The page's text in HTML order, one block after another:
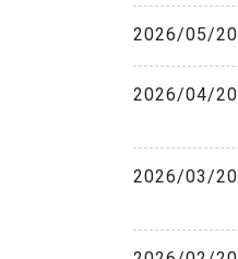
2026/05/20
2026/04/20
2026/03/20